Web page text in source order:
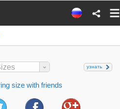
узнать
size with friends